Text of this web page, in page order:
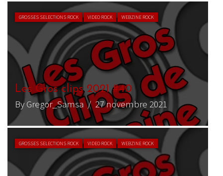
GROSSES SELECTIONS ROCK VIDEO ROCK WEBZINE ROCK
Les Gros clips 2021 #40
By Gregor_Samsa/ 27 novembre 2021
GROSSES SELECTIONS ROCK VIDEO ROCK WEBZINE ROCK